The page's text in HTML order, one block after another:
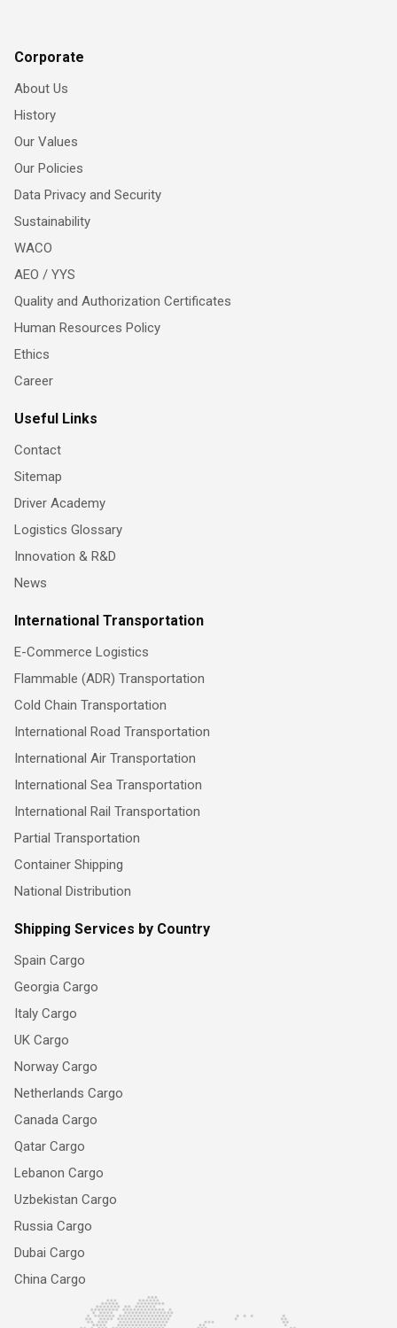
Corporate
About Us
History
Our Values
Our Policies
Data Privacy and Security
Sustainability
WACO
AEO / YYS
Quality and Authorization Certificates
Human Resources Policy
Ethics
Career
Useful Links
Contact
Sitemap
Driver Academy
Logistics Glossary
Innovation & R&D
News
International Transportation
E-Commerce Logistics
Flammable (ADR) Transportation
Cold Chain Transportation
International Road Transportation
International Air Transportation
International Sea Transportation
International Rail Transportation
Partial Transportation
Container Shipping
National Distribution
Shipping Services by Country
Spain Cargo
Georgia Cargo
Italy Cargo
UK Cargo
Norway Cargo
Netherlands Cargo
Canada Cargo
Qatar Cargo
Lebanon Cargo
Uzbekistan Cargo
Russia Cargo
Dubai Cargo
China Cargo